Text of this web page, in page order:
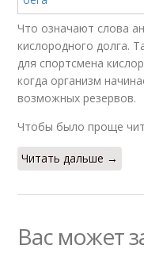
Что означают слова
кислородного долга.
для спортсмена
когда организм
возможных резервов.
Чтобы было проще
Читать дальше →
Вас может